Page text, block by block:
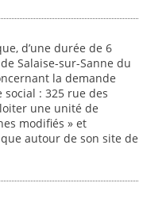
d’une durée de 6
Salaise-sur-Sanne du
la demande
social : 325 rue des
une unité de
modifiés » et
autour de son site de